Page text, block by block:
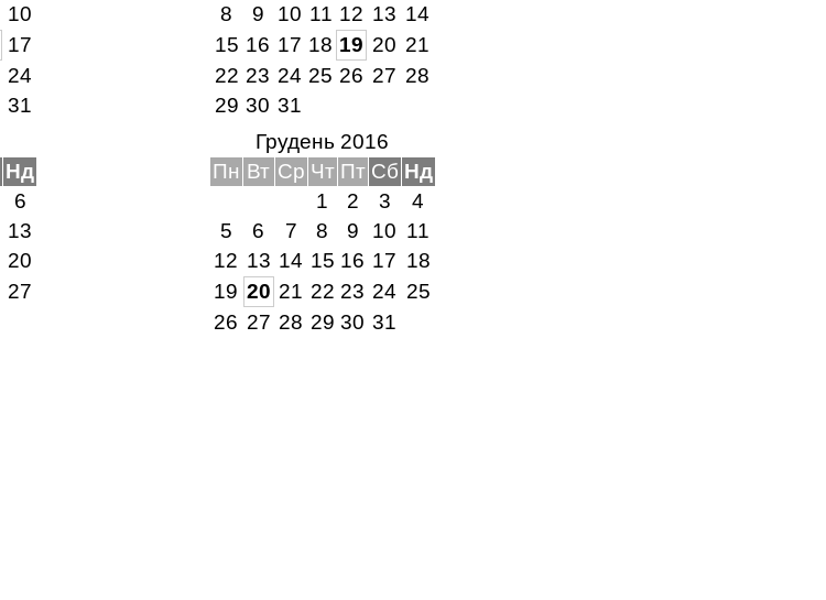
10
17
24
31
8
9 10 11 12 13 14
15 16 17 18 19 20 21
22 23 24 25 26 27 28
29 30 31
Нд
6
13
20
27
Грудень 2016
Пн Вт Ср Чт Пт Сб Нд
1
2 3
4
5
6 7 8 9 10 11
12 13 14 15 16 17 18
19 20 21 22 23 24 25
26 27 28 29 30 31